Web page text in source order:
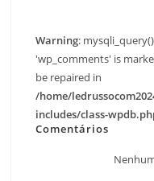
Warning:
'wp_comments' is
be repaired in
/home/
includes/class-
Comentários